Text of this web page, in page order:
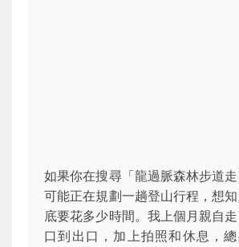
如果你在搜尋「龍過脈森林步道
可能正在規劃一趟登山行程，想
底要花多少時間。我上個月親自
口到出口，加上拍照和休息，